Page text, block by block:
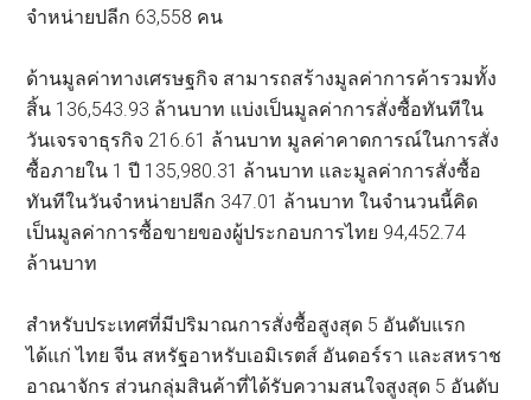
จำหน่ายปลีก 63,558 คน
ด้านมูลค่าทางเศรษฐกิจ สามารถสร้างมูลค่าการค้ารวมทั้ง
สิ้น 136,543.93 ล้านบาท แบ่งเป็นมูลค่าการสั่งซื้อทันทีใน
วันเจรจาธุรกิจ 216.61 ล้านบาท มูลค่าคาดการณ์ในการสั่ง
ซื้อภายใน 1 ปี 135,980.31 ล้านบาท และมูลค่าการสั่งซื้อ
ทันทีในวันจำหน่ายปลีก 347.01 ล้านบาท ในจำนวนนี้คิด
เป็นมูลค่าการซื้อขายของผู้ประกอบการไทย 94,452.74
ล้านบาท
สำหรับประเทศที่มีปริมาณการสั่งซื้อสูงสุด 5 อันดับแรก
ได้แก่ ไทย จีน สหรัฐอาหรับเอมิเรตส์ อันดอร์รา และสหราช
อาณาจักร ส่วนกลุ่มสินค้าที่ได้รับความสนใจสูงสุด 5 อันดับ